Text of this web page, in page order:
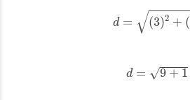
d = √(3)2 + (
(3)2+(1)
d = √9+1
9+1